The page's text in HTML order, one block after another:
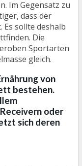
Im Gegensatz zu
dass der
sollte deshalb
Die
Sportarten
gleich.
von
bestehen.
oder
sich deren